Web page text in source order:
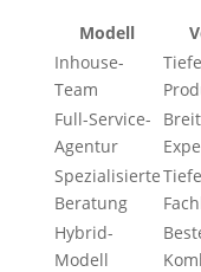
Modell
Inhouse-
Team
Full-Service-
Agentur
Spezialisierte
Beratung
Tiefe
Hybrid-
Modell